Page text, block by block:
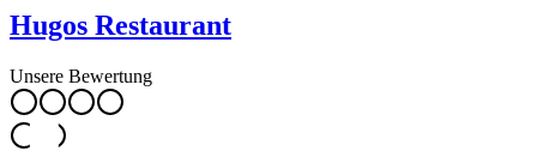
Hugos Restaurant
Unsere Bewertung